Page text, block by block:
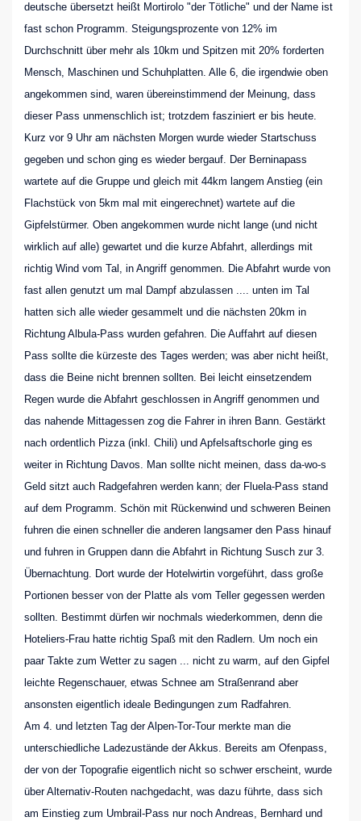
deutsche übersetzt heißt Mortirolo "der Tötliche" und der Name ist
fast schon Programm. Steigungsprozente von 12% im
Durchschnitt über mehr als 10km und Spitzen mit 20% forderten
Mensch, Maschinen und Schuhplatten. Alle 6, die irgendwie oben
angekommen sind, waren übereinstimmend der Meinung, dass
dieser Pass unmenschlich ist; trotzdem fasziniert er bis heute.
Kurz vor 9 Uhr am nächsten Morgen wurde wieder Startschuss
gegeben und schon ging es wieder bergauf. Der Berninapass
wartete auf die Gruppe und gleich mit 44km langem Anstieg (ein
Flachstück von 5km mal mit eingerechnet) wartete auf die
Gipfelstürmer. Oben angekommen wurde nicht lange (und nicht
wirklich auf alle) gewartet und die kurze Abfahrt, allerdings mit
richtig Wind vom Tal, in Angriff genommen. Die Abfahrt wurde von
fast allen genutzt um mal Dampf abzulassen .... unten im Tal
hatten sich alle wieder gesammelt und die nächsten 20km in
Richtung Albula-Pass wurden gefahren. Die Auffahrt auf diesen
Pass sollte die kürzeste des Tages werden; was aber nicht heißt,
dass die Beine nicht brennen sollten. Bei leicht einsetzendem
Regen wurde die Abfahrt geschlossen in Angriff genommen und
das nahende Mittagessen zog die Fahrer in ihren Bann. Gestärkt
nach ordentlich Pizza (inkl. Chili) und Apfelsaftschorle ging es
weiter in Richtung Davos. Man sollte nicht meinen, dass da-wo-s
Geld sitzt auch Radgefahren werden kann; der Fluela-Pass stand
auf dem Programm. Schön mit Rückenwind und schweren Beinen
fuhren die einen schneller die anderen langsamer den Pass hinauf
und fuhren in Gruppen dann die Abfahrt in Richtung Susch zur 3.
Übernachtung. Dort wurde der Hotelwirtin vorgeführt, dass große
Portionen besser von der Platte als vom Teller gegessen werden
sollten. Bestimmt dürfen wir nochmals wiederkommen, denn die
Hoteliers-Frau hatte richtig Spaß mit den Radlern. Um noch ein
paar Takte zum Wetter zu sagen ... nicht zu warm, auf den Gipfel
leichte Regenschauer, etwas Schnee am Straßenrand aber
ansonsten eigentlich ideale Bedingungen zum Radfahren.
Am 4. und letzten Tag der Alpen-Tor-Tour merkte man die
unterschiedliche Ladezustände der Akkus. Bereits am Ofenpass,
der von der Topografie eigentlich nicht so schwer erscheint, wurde
über Alternativ-Routen nachgedacht, was dazu führte, dass sich
am Einstieg zum Umbrail-Pass nur noch Andreas, Bernhard und